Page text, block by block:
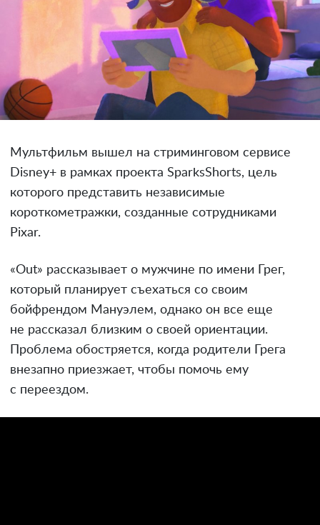
Мультфильм вышел на стриминговом сервисе
Disney+ в рамках проекта SparksShorts, цель
которого представить независимые
короткометражки, созданные сотрудниками
Pixar.
«Out» рассказывает о мужчине по имени Грег,
который планирует съехаться со своим
бойфрендом Мануэлем, однако он все еще
не рассказал близким о своей ориентации.
Проблема обостряется, когда родители Грега
внезапно приезжает, чтобы помочь ему
с переездом.